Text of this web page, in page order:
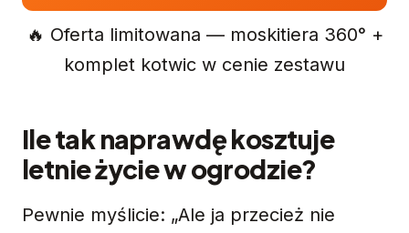
🔥 Oferta limitowana — moskitiera 360° +
komplet kotwic w cenie zestawu
Ile tak naprawdę kosztuje
letnie życie w ogrodzie?
Pewnie myślicie: „Ale ja przecież nie